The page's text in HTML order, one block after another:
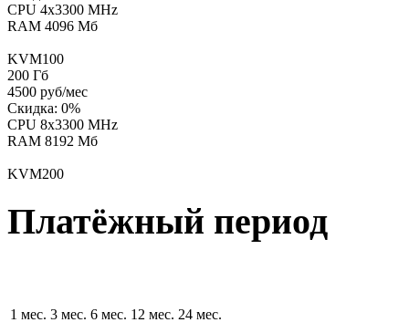
CPU 4x3300 MHz
RAM 4096 Мб
KVM100
200 Гб
4500 руб/мес
Скидка: 0%
CPU 8x3300 MHz
RAM 8192 Мб
KVM200
Платёжный период
1 мес. 3 мес. 6 мес. 12 мес. 24 мес.